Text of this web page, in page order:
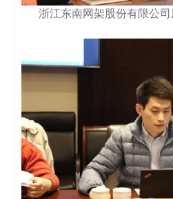
浙江东南网架股份有限公